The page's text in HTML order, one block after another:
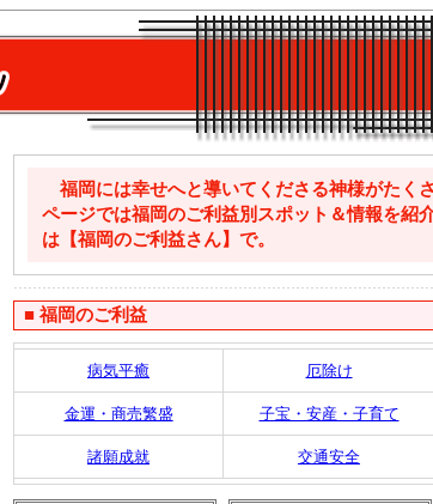
福岡には幸せへと導いてくださる神様がたく
ページでは福岡のご利益別スポット＆情報を紹
は【福岡のご利益さん】で。
■ 福岡のご利益
病気平癒 厄除け
金運・商売繁盛 子宝・安産・子育て
諸願成就 交通安全